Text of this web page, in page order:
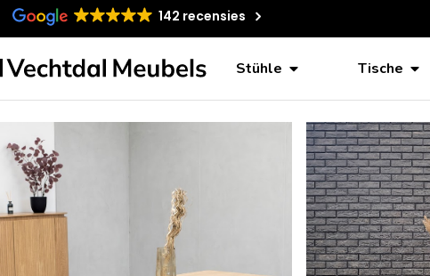
142 recensies
Stühle Tische